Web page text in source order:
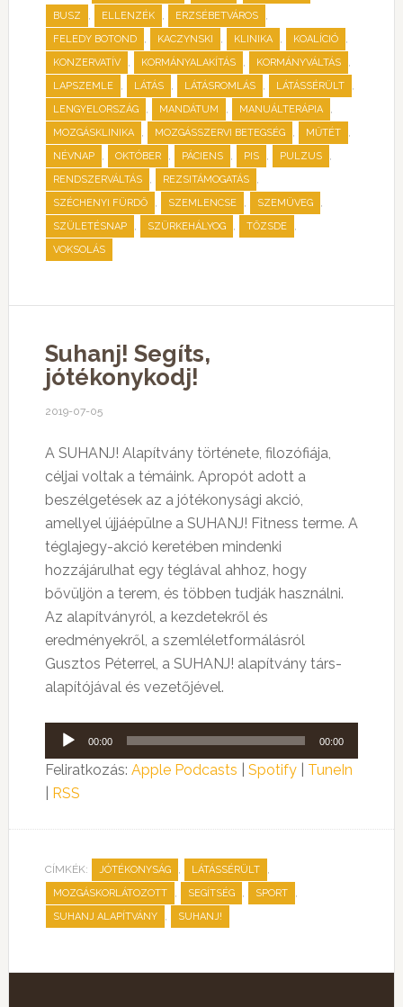
BUSZ , ELLENZÉK , ERZSÉBETVÁROS ,
FELEDY BOTOND , KACZYNSKI , KLINIKA , KOALÍCIÓ ,
KONZERVATÍV , KORMÁNYALAKÍTÁS , KORMÁNYVÁLTÁS ,
LAPSZEMLE , LÁTÁS , LÁTÁSROMLÁS , LÁTÁSSÉRÜLT ,
LENGYELORSZÁG , MANDÁTUM , MANUÁLTERÁPIA ,
MOZGÁSKLINIKA , MOZGÁSSZERVI BETEGSÉG , MŰTÉT ,
NÉVNAP , OKTÓBER , PÁCIENS , PIS , PULZUS ,
RENDSZERVÁLTÁS , REZSITÁMOGATÁS ,
SZÉCHENYI FÜRDŐ , SZEMLENCSE , SZEMÜVEG ,
SZÜLETÉSNAP , SZÜRKEHÁLYOG , TŐZSDE ,
VOKSOLÁS
Suhanj! Segíts,
jótékonykodj!
2019-07-05
A SUHANJ! Alapítvány története, filozófiája,
céljai voltak a témáink. Apropót adott a
beszélgetések az a jótékonysági akció,
amellyel újjáépülne a SUHANJ! Fitness terme. A
téglajegy-akció keretében mindenki
hozzájárulhat egy téglával ahhoz, hogy
bővüljön a terem, és többen tudják használni.
Az alapítványról, a kezdetekről és
eredményekről, a szemléletformálásról
Gusztos Péterrel, a SUHANJ! alapítvány társ-
alapítójával és vezetőjével.
Audió
lejátszó
00:00 00:00
Feliratkozás: Apple Podcasts Spotify| TuneIn
RSS
CÍMKÉK: JÓTÉKONYSÁG , LÁTÁSSÉRÜLT ,
MOZGÁSKORLÁTOZOTT , SEGÍTSÉG , SPORT ,
SUHANJ ALAPÍTVÁNY , SUHANJ!